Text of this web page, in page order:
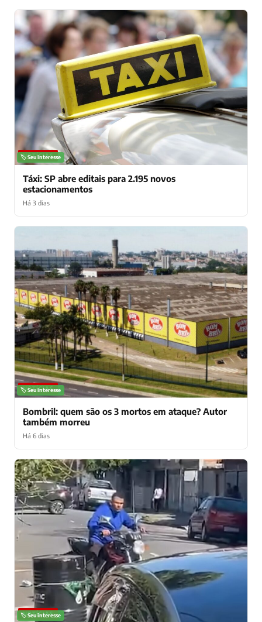
NOTÍCIAS
🏷️ Seu interesse
Táxi: SP abre editais para 2.195 novos
estacionamentos
Há 3 dias
NOTÍCIAS
🏷️ Seu interesse
Bombril: quem são os 3 mortos em ataque? Autor
também morreu
Há 6 dias
NOTÍCIAS
🏷️ Seu interesse